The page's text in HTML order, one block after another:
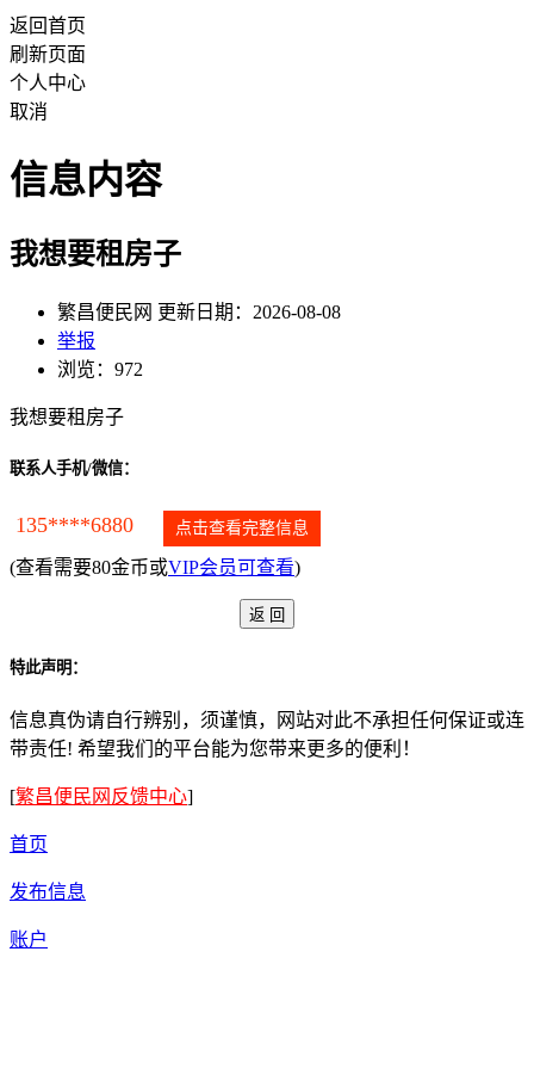
返回首页
刷新页面
个人中心
取消
信息内容
我想要租房子
繁昌便民网 更新日期：2026-08-08
举报
浏览：972
我想要租房子
联系人手机/微信：
135****6880 点击查看完整信息
(查看需要80金币或VIP会员可查看)
特此声明：
信息真伪请自行辨别，须谨慎，网站对此不承担任何保证或连
带责任! 希望我们的平台能为您带来更多的便利！
[繁昌便民网反馈中心]
首页
发布信息
账户